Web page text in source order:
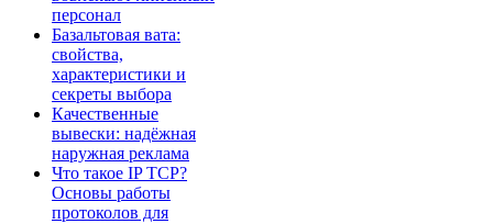
персонал
Базальтовая вата:
свойства,
характеристики и
секреты выбора
Качественные
вывески: надёжная
наружная реклама
Что такое IP TCP?
Основы работы
протоколов для